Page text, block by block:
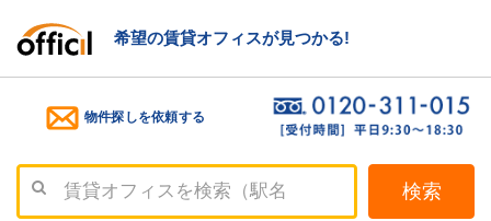
希望の賃貸オフィスが見つかる!
物件探しを依頼する
検索